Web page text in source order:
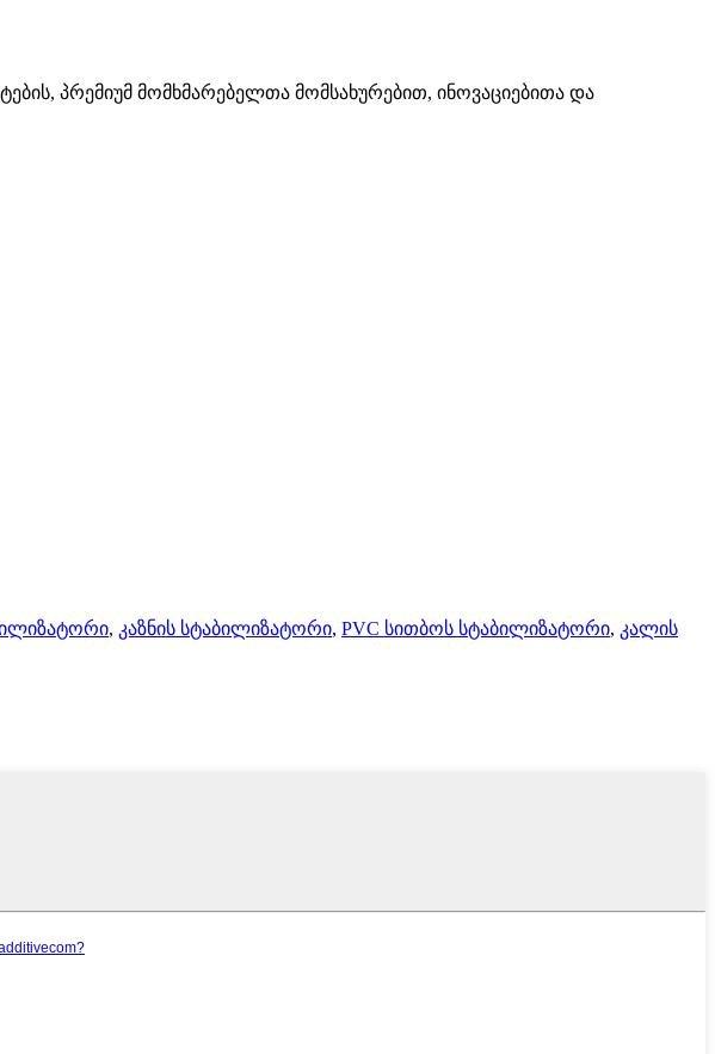
პრემიუმ მომხმარებელთა მომსახურებით, ინოვაციებითა და
, კაზნის სტაბილიზატორი, PVC სითბოს სტაბილიზატორი, კალის